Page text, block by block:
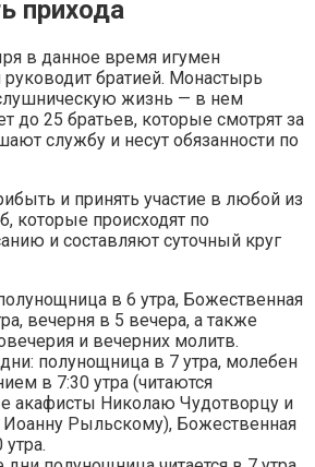
прихода
в данное время игумен
братией. Монастырь
жизнь — в нем
до 25 братьев, которые смотрят за
службу и несут обязанности по
и принять участие в любой из
которые происходят по
и составляют суточный круг
в 6 утра, Божественная
вечерня в 5 вечера, а также
и вечерних молитв.
полунощница в 7 утра, молебен
в 7:30 утра (читаются
акафисты Николаю Чудотворцу и
Рыльскому), Божественная
утра.